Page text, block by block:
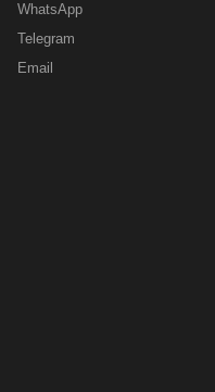
WhatsApp
Telegram
Email